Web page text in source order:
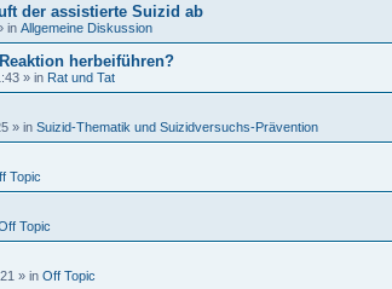
der assistierte Suizid ab
in Allgemeine Diskussion
herbeiführen?
» in Rat und Tat
» in Suizid-Thematik und Suizidversuchs-Prävention
Topic
Topic
» in Off Topic